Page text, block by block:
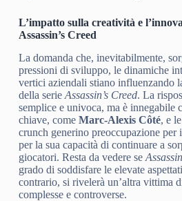
L’impatto sulla creatività e
Assassin’s Creed
La domanda che, inevitabilmente,
pressioni di sviluppo, le dinamiche
vertici aziendali stiano influenzando
della serie Assassin’s Creed. La
semplice e univoca, ma è innegabile
chiave, come Marc-Alexis Côté, e
crunch generino preoccupazione per
per la sua capacità di continuare a
giocatori. Resta da vedere se
grado di soddisfare le elevate
contrario, si rivelerà un’altra vittima
complesse e controverse.